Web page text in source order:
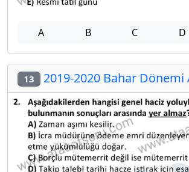
A B C D
13 2019-2020 Bahar Dönemi